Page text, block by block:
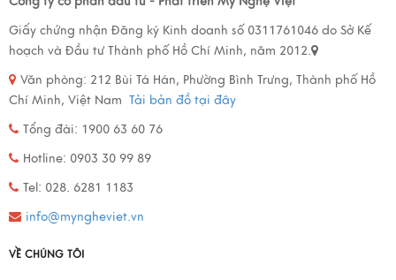
Giấy chứng nhận Đăng ký Kinh doanh số 0311761046 do Sở Kế
hoạch và Đầu tư Thành phố Hồ Chí Minh, năm 2012.
Văn phòng: 212 Bùi Tá Hán, Phường Bình Trưng, Thành phố Hồ
Chí Minh, Việt Nam Tải bản đồ tại đây
Tổng đài: 1900 63 60 76
Hotline: 0903 30 99 89
Tel: 028. 6281 1183
info@myngheviet.vn
VỀ CHÚNG TÔI